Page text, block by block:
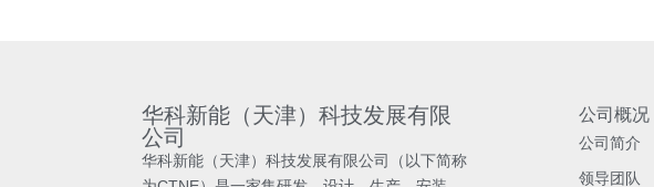
华科新能（天津）科技发展有限
公司
华科新能（天津）科技发展有限公司（以下简称
公司概况
公司简介
领导团队